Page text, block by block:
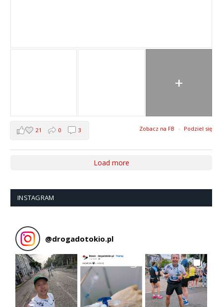
+
Zobacz na FB · Podziel się
21 0 3
Load more
INSTAGRAM
@drogadotokio.pl